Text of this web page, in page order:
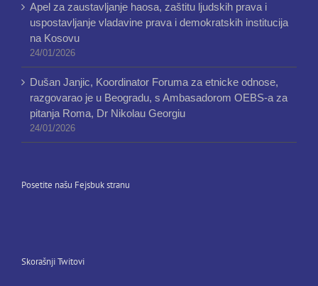
Apel za zaustavljanje haosa, zaštitu ljudskih prava i
uspostavljanje vladavine prava i demokratskih institucija
na Kosovu
24/01/2026
Dušan Janjic, Koordinator Foruma za etnicke odnose,
razgovarao je u Beogradu, s Ambasadorom OEBS-a za
pitanja Roma, Dr Nikolau Georgiu
24/01/2026
Posetite našu Fejsbuk stranu
Skorašnji Twitovi